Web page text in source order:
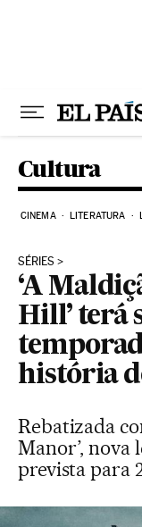
Cultura
CINEMA LITERATURA
SÉRIES
‘A
Hill’ terá
história
Rebatizada
Manor’, nova
prevista para